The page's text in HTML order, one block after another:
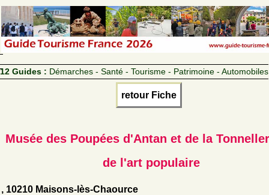
12 Guides : Démarches - Santé - Tourisme - Patrimoine - Automobiles
retour Fiche
Musée des Poupées d'Antan et de la
de l'art populaire
, 10210 Maisons-lès-Chaource